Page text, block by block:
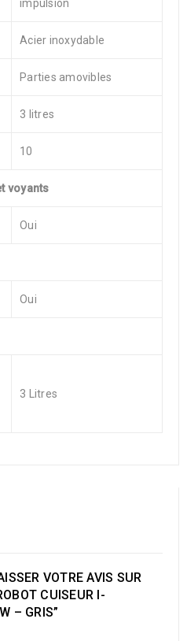
impulsion
Acier inoxydable
Parties amovibles
3 litres
10
voyants
Oui
Oui
3 Litres
VOTRE AVIS SUR
CUISEUR I-
– GRIS”